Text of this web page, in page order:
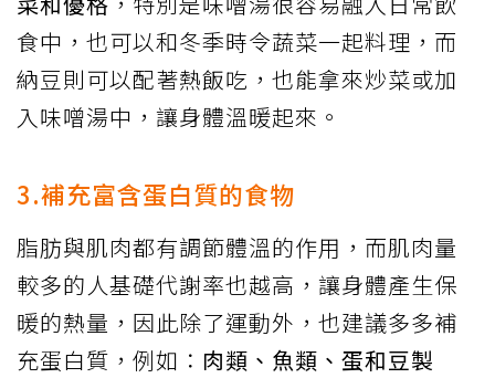
食中，也可以和冬季時令蔬菜一起料理，而
納豆則可以配著熱飯吃，也能拿來炒菜或加
入味噌湯中，讓身體溫暖起來。
3.補充富含蛋白質的食物
脂肪與肌肉都有調節體溫的作用，而肌肉量
較多的人基礎代謝率也越高，讓身體產生保
暖的熱量，因此除了運動外，也建議多多補
充蛋白質，例如： 肉類、魚類、蛋和豆製